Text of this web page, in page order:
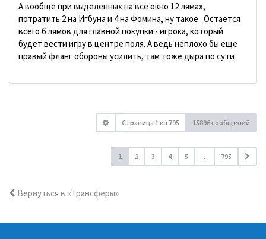
А вообще при выделенных на все окно 12 лямах,
потратить 2 на Игбуна и 4 на Фомина, ну такое.. Остается
всего 6 лямов для главной покупки - игрока, который
будет вести игру в центре поля. А ведь неплохо бы еще
правый фланг обороны усилить, там тоже дыра по сути
Страница 1из 795 15896 сообщений
1 2 3 4 5 … 795
Вернуться в «Трансферы»